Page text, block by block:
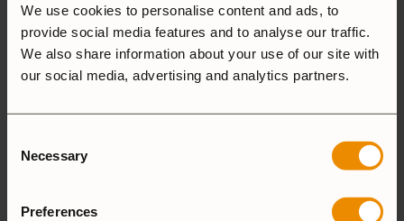
We use cookies to personalise content and ads, to
provide social media features and to analyse our traffic.
We also share information about your use of our site with
our social media, advertising and analytics partners.
Selection
Necessary
Preferences
Aluminium
25 Large 27 Small